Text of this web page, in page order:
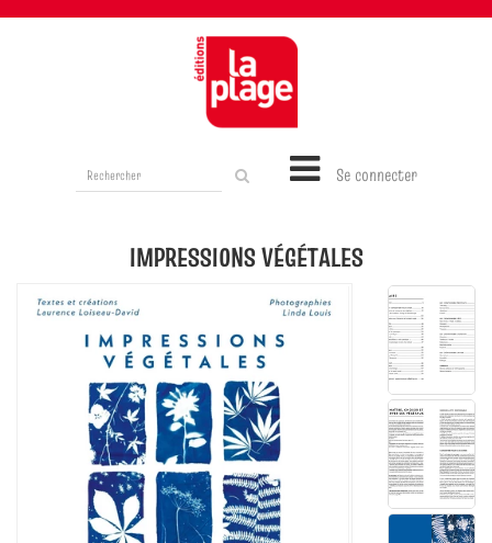
Se connecter
IMPRESSIONS VÉGÉTALES